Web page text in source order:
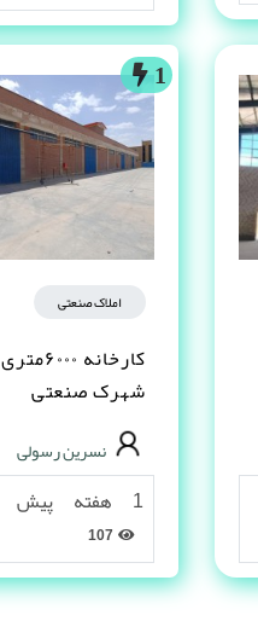
1
املاک صنعتی
کارخانه ۶۰۰۰متری
شهرک صنعتی
شکوهیه قم
نسرین رسولی
1 هفته پیش
107